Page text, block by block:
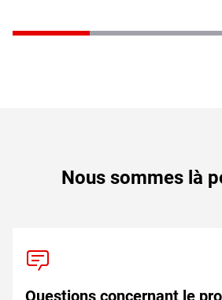
Nous sommes là
Questions concernant le